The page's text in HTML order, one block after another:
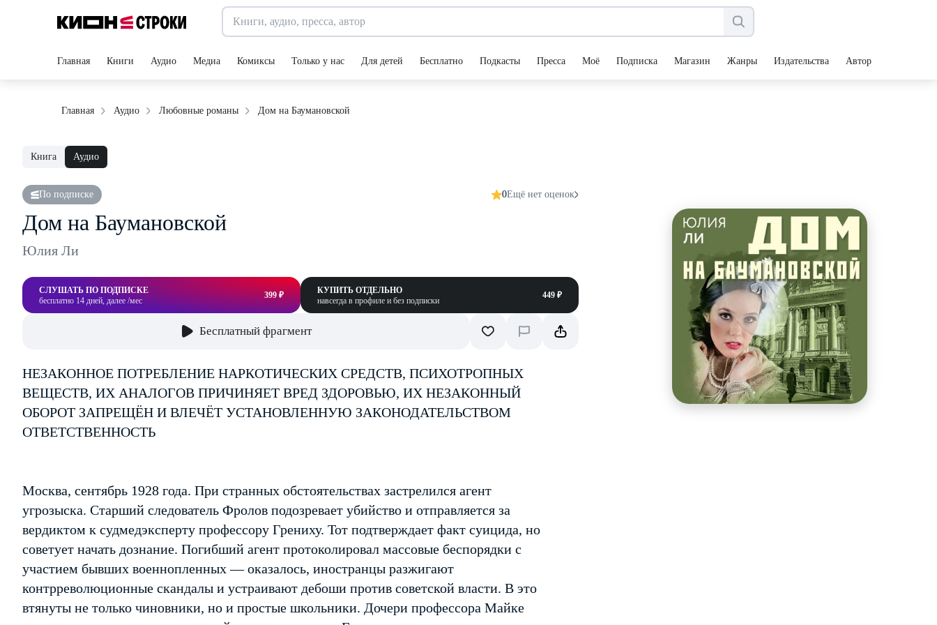
Главная Книги Аудио Медиа Комиксы Только у нас Для детей Бесплатно Подкасты Пресса Моё Подписка Магазин Жанры Издательства Авторы
Главная Аудио Любовные романы Дом на Баумановской
Книга Аудио
По подписке 0Ещё нет оценок
Дом на Баумановской
Юлия Ли
СЛУШАТЬ ПО ПОДПИСКЕ
бесплатно 14 дней, далее /мес
399 ₽
КУПИТЬ ОТДЕЛЬНО
навсегда в профиле и без подписки
449 ₽
Бесплатный фрагмент
НЕЗАКОННОЕ ПОТРЕБЛЕНИЕ НАРКОТИЧЕСКИХ СРЕДСТВ, ПСИХОТРОПНЫХ
ВЕЩЕСТВ, ИХ АНАЛОГОВ ПРИЧИНЯЕТ ВРЕД ЗДОРОВЬЮ, ИХ НЕЗАКОННЫЙ
ОБОРОТ ЗАПРЕЩЁН И ВЛЕЧЁТ УСТАНОВЛЕННУЮ ЗАКОНОДАТЕЛЬСТВОМ
ОТВЕТСТВЕННОСТЬ
Москва, сентябрь 1928 года. При странных обстоятельствах застрелился агент
угрозыска. Старший следователь Фролов подозревает убийство и отправляется за
вердиктом к судмедэксперту профессору Грениху. Тот подтверждает факт суицида, но
советует начать дознание. Погибший агент протоколировал массовые беспорядки с
участием бывших военнопленных — оказалось, иностранцы разжигают
контрреволюционные скандалы и устраивают дебоши против советской власти. В это
втянуты не только чиновники, но и простые школьники. Дочери профессора Майке